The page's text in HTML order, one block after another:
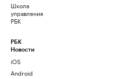
Школа
управления
РБК
РБК
Новости
iOS
Android